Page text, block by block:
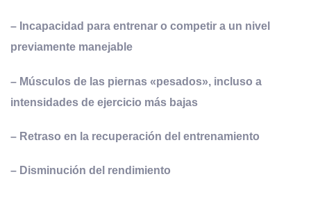
– Incapacidad para entrenar o competir a un nivel
previamente manejable
– Músculos de las piernas «pesados», incluso a
intensidades de ejercicio más bajas
– Retraso en la recuperación del entrenamiento
– Disminución del rendimiento